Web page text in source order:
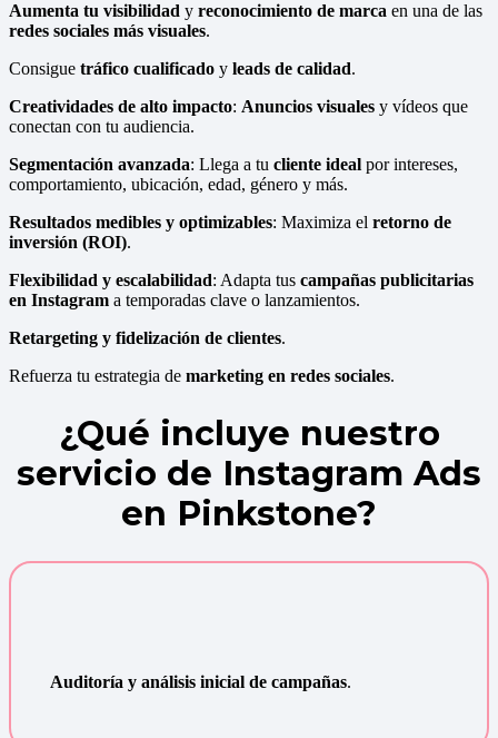
Aumenta tu visibilidad y reconocimiento de marca en una de las
redes sociales más visuales.
Consigue tráfico cualificado y leads de calidad.
Creatividades de alto impacto: Anuncios visuales y vídeos que
conectan con tu audiencia.
Segmentación avanzada: Llega a tu cliente ideal por intereses,
comportamiento, ubicación, edad, género y más.
Resultados medibles y optimizables: Maximiza el retorno de
inversión (ROI).
Flexibilidad y escalabilidad: Adapta tus campañas publicitarias
en Instagram a temporadas clave o lanzamientos.
Retargeting y fidelización de clientes.
Refuerza tu estrategia de marketing en redes sociales.
¿Qué incluye nuestro
servicio de Instagram Ads
en Pinkstone?
Auditoría y análisis inicial de campañas.